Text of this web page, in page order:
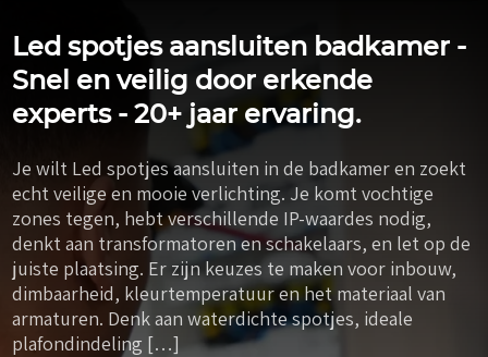
Led spotjes aansluiten badkamer -
Snel en veilig door erkende
experts - 20+ jaar ervaring.
Je wilt Led spotjes aansluiten in de badkamer en zoekt
echt veilige en mooie verlichting. Je komt vochtige
zones tegen, hebt verschillende IP-waardes nodig,
denkt aan transformatoren en schakelaars, en let op de
juiste plaatsing. Er zijn keuzes te maken voor inbouw,
dimbaarheid, kleurtemperatuur en het materiaal van
armaturen. Denk aan waterdichte spotjes, ideale
plafondindeling […]